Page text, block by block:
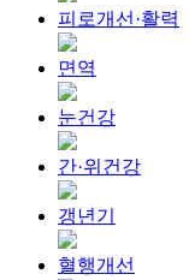
피로개선·활력
면역
눈건강
간·위건강
갱년기
혈행개선